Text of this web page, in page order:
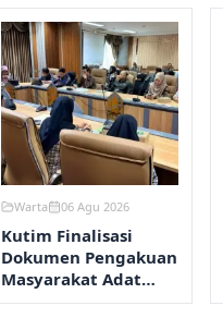
Warta 06 Agu 2026
Kutim Finalisasi
Dokumen Pengakuan
Masyarakat Adat
Wehea